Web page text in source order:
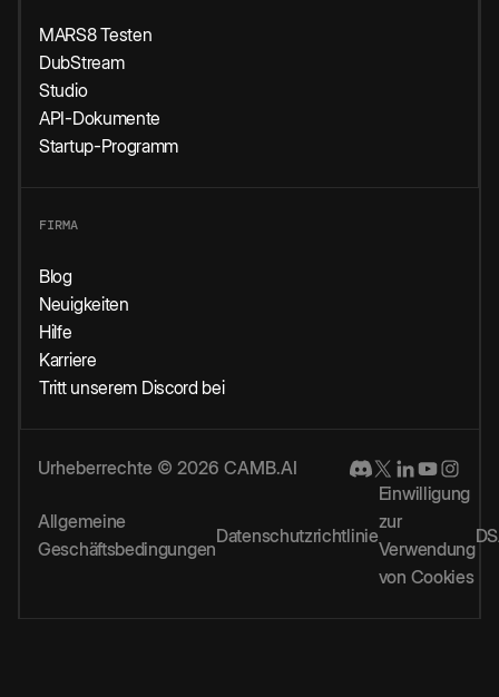
MARS8 Testen
DubStream
Studio
API-Dokumente
Startup-Programm
FIRMA
Blog
Neuigkeiten
Hilfe
Karriere
Tritt unserem Discord bei
Urheberrechte © 2026 CAMB.AI
Allgemeine
Geschäftsbedingungen
Datenschutzrichtlinie
Einwilligung
zur
Verwendung
von Cookies